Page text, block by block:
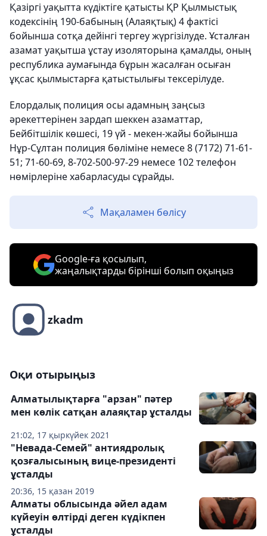
Қазіргі уақытта күдіктіге қатысты ҚР Қылмыстық
кодексінің 190-бабының (Алаяқтық) 4 фактісі
бойынша сотқа дейінгі тергеу жүргізілуде. Ұсталған
азамат уақытша ұстау изоляторына қамалды, оның
республика аумағында бұрын жасалған осыған
ұқсас қылмыстарға қатыстылығы тексерілуде.
Елордалық полиция осы адамның заңсыз
әрекеттерінен зардап шеккен азаматтар,
Бейбітшілік көшесі, 19 үй - мекен-жайы бойынша
Нұр-Сұлтан полиция бөліміне немесе 8 (7172) 71-61-
51; 71-60-69, 8-702-500-97-29 немесе 102 телефон
нөмірлеріне хабарласуды сұрайды.
Мақаламен бөлісу
Google-ға қосылып,
жаңалықтарды бірінші болып оқыңыз
zkadm
Оқи отырыңыз
21:02, 17 қыркүйек 2021
Алматылықтарға "арзан" пәтер
мен көлік сатқан алаяқтар ұсталды
20:36, 15 қазан 2019
"Невада-Семей" антиядролық
қозғалысының вице-президенті
ұсталды
Алматы облысында әйел адам
күйеуін өлтірді деген күдікпен
ұсталды